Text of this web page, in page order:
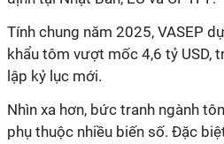
Tính chung năm 2025, VASEP
khẩu tôm vượt mốc 4,6 tỷ USD,
lập kỷ lục mới.
Nhìn xa hơn, bức tranh ngành
phụ thuộc nhiều biến số. Đặc